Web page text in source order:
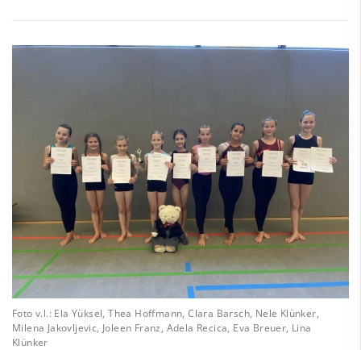
Foto v.l.: Ela Yüksel, Thea Hoffmann, Clara Barsch, Nele Klünker,
Milena Jakovljevic, Joleen Franz, Adela Recica, Eva Breuer, Lina
Klünker